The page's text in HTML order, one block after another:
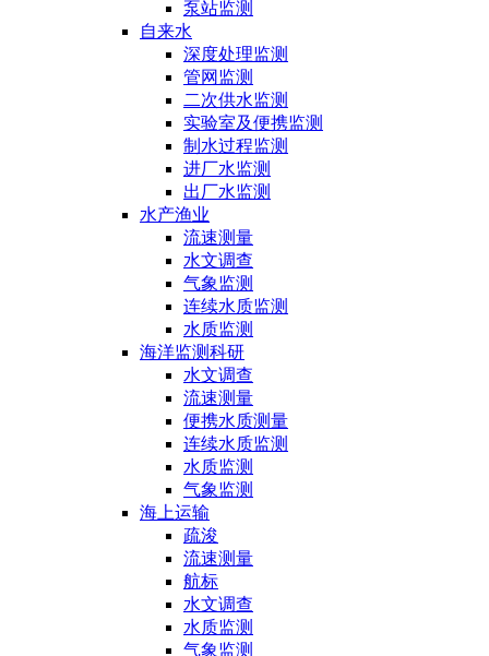
泵站监测
自来水
深度处理监测
管网监测
二次供水监测
实验室及便携监测
制水过程监测
进厂水监测
出厂水监测
水产渔业
流速测量
水文调查
气象监测
连续水质监测
水质监测
海洋监测科研
水文调查
流速测量
便携水质测量
连续水质监测
水质监测
气象监测
海上运输
疏浚
流速测量
航标
水文调查
水质监测
气象监测